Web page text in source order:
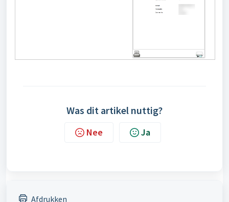
Was dit artikel nuttig?
Nee Ja
Afdrukken